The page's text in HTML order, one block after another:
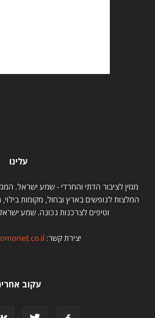
עלינו
מגזין לציבור הדתי והחרדי - שמע ישראל.
המלצות לנופשים בארץ ובחול, מקומות
וטיפים לצרכנות נכונה. שמע
יצירת קשר:
עקוב